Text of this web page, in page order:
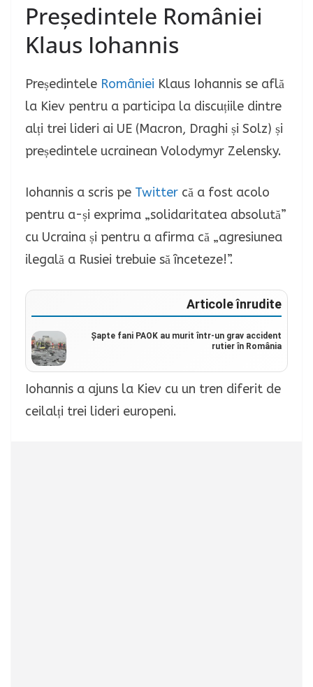
Președintele României
Klaus Iohannis
Președintele României Klaus Iohannis se află
la Kiev pentru a participa la discuțiile dintre
alți trei lideri ai UE (Macron, Draghi și Solz) și
președintele ucrainean Volodymyr Zelensky.
Iohannis a scris pe Twitter că a fost acolo
pentru a-și exprima „solidaritatea absolută”
cu Ucraina și pentru a afirma că „agresiunea
ilegală a Rusiei trebuie să înceteze!”.
Articole înrudite
Șapte fani PAOK au murit într-un grav accident
rutier în România
Iohannis a ajuns la Kiev cu un tren diferit de
ceilalți trei lideri europeni.